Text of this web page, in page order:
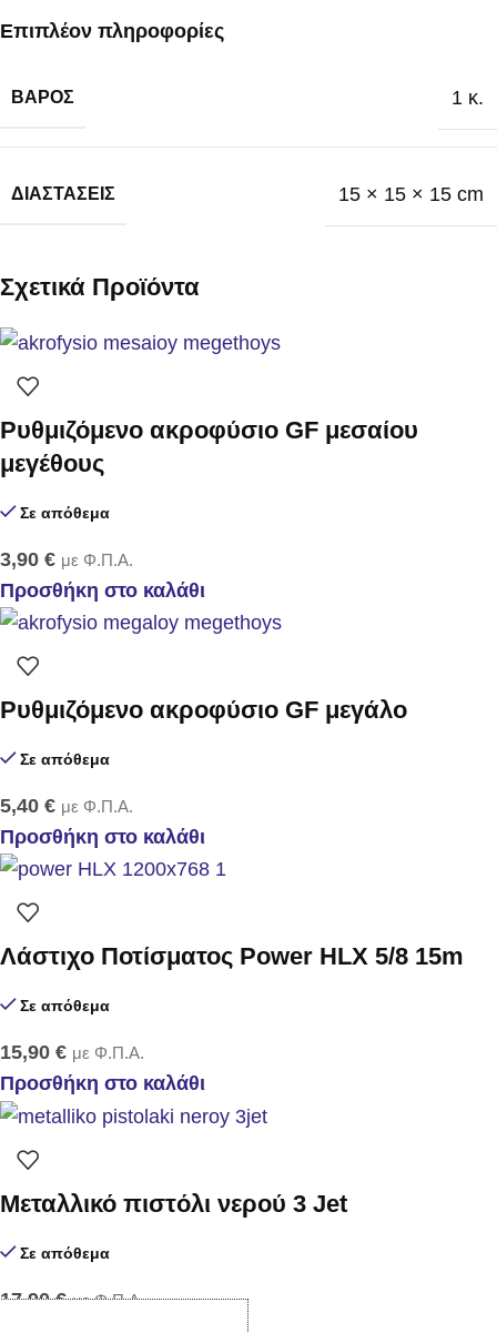
Επιπλέον πληροφορίες
ΒΆΡΟΣ 1 κ.
ΔΙΑΣΤΆΣΕΙΣ 15 × 15 × 15 cm
Σχετικά Προϊόντα
Ρυθμιζόμενο ακροφύσιο GF μεσαίου
μεγέθους
Σε απόθεμα
3,90 € με Φ.Π.Α.
Προσθήκη στο καλάθι
Ρυθμιζόμενο ακροφύσιο GF μεγάλο
Σε απόθεμα
5,40 € με Φ.Π.Α.
Προσθήκη στο καλάθι
Λάστιχο Ποτίσματος Power HLX 5/8 15m
Σε απόθεμα
15,90 € με Φ.Π.Α.
Προσθήκη στο καλάθι
Μεταλλικό πιστόλι νερού 3 Jet
Σε απόθεμα
17,90€ με Φ.Π.Α.